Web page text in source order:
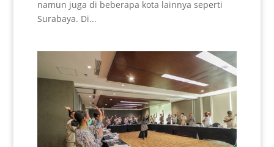
namun juga di beberapa kota lainnya seperti
Surabaya. Di...